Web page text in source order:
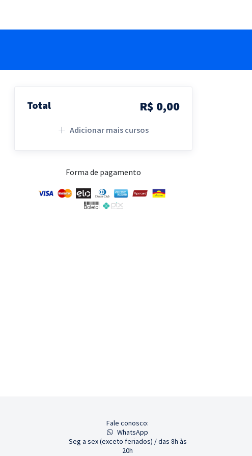
Total R$ 0,00
Adicionar mais cursos
Forma de pagamento
Fale conosco:
WhatsApp
Seg a sex (exceto feriados) / das 8h às
20h